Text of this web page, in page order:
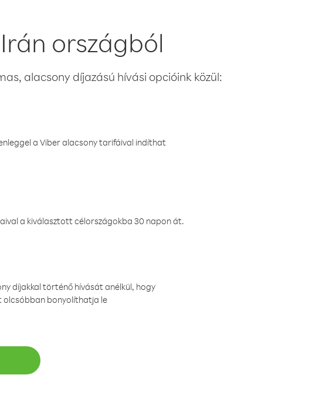
országból
alacsony díjazású hívási opcióink közül:
a Viber alacsony tarifáival indíthat
a kiválasztott célországokba 30 napon át.
díjakkal történő hívását anélkül, hogy
olcsóbban bonyolíthatja le